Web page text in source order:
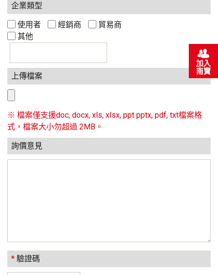
企業類型
使用者 經銷商
貿易商
其他
上傳檔案
※ 檔案僅支援doc, docx, xls, xlsx, ppt pptx, pdf, txt檔案格
式，檔案大小勿超過 2MB。
詢價意見
* 驗證碼
加入
南寶